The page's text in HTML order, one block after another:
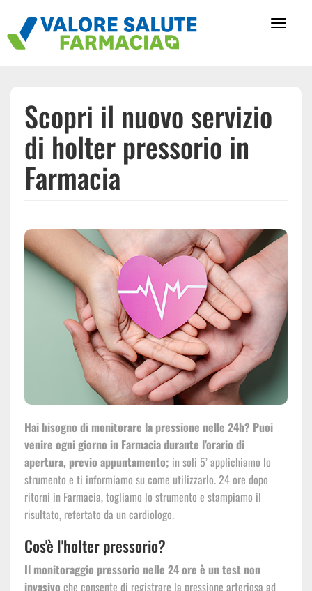
Toggle
Scopri il nuovo servizio
di holter pressorio in
Farmacia
Hai bisogno di monitorare la pressione nelle 24h? Puoi
venire ogni giorno in Farmacia durante l’orario di
apertura, previo appuntamento; in soli 5’ applichiamo lo
strumento e ti informiamo su come utilizzarlo. 24 ore dopo
ritorni in Farmacia, togliamo lo strumento e stampiamo il
risultato, refertato da un cardiologo.
Cos'è l'holter pressorio?
Il monitoraggio pressorio nelle 24 ore è un test non
invasivo che consente di registrare la pressione arteriosa ad